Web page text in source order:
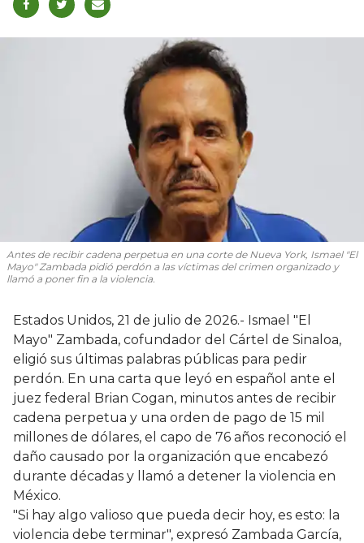
Antes de recibir cadena perpetua en una corte de Nueva York, Ismael "El
Mayo" Zambada pidió perdón a las víctimas del crimen organizado y
llamó a poner fin a la violencia.
Estados Unidos, 21 de julio de 2026.- Ismael "El
Mayo" Zambada, cofundador del Cártel de Sinaloa,
eligió sus últimas palabras públicas para pedir
perdón. En una carta que leyó en español ante el
juez federal Brian Cogan, minutos antes de recibir
cadena perpetua y una orden de pago de 15 mil
millones de dólares, el capo de 76 años reconoció el
daño causado por la organización que encabezó
durante décadas y llamó a detener la violencia en
México.
"Si hay algo valioso que pueda decir hoy, es esto: la
violencia debe terminar", expresó Zambada García,